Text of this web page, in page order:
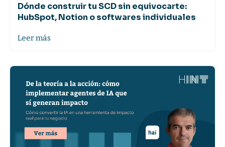
Dónde construir tu SCD sin equivocarte:
HubSpot, Notion o softwares individuales
Leer más